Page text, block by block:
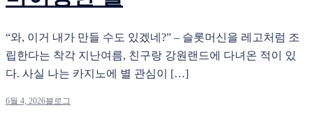
“와, 이거 내가 만들 수도 있겠네?” – 슬롯머신을 레고처럼 조
립한다는 착각 지난여름, 친구랑 강원랜드에 다녀온 적이 있
다. 사실 나는 카지노에 별 관심이 […]
6월 4, 2026블로그